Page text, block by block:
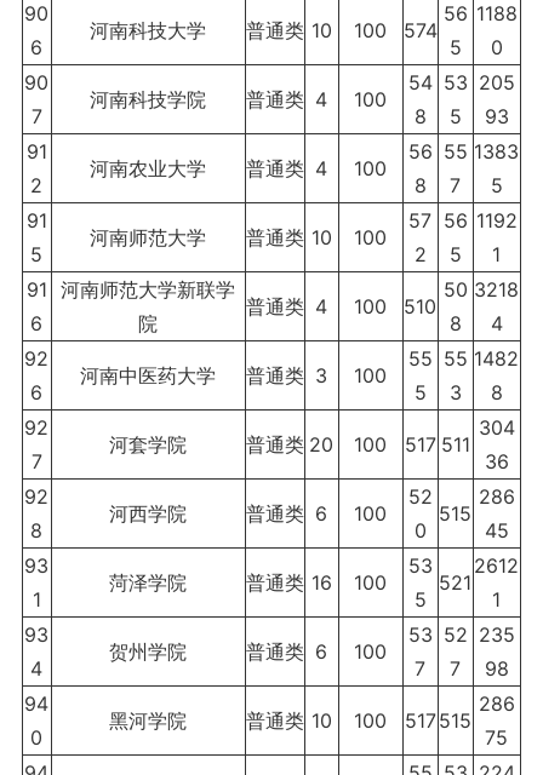
90
6
河南科技大学 普通类 10 100 574
56
5
1188
0
90
7
河南科技学院 普通类 4 100
54
8
53
5
205
93
91
2
河南农业大学 普通类 4 100
56
8
55
7
1383
5
91
5
河南师范大学 普通类 10 100
57
2
56
5
1192
1
91
6
河南师范大学新联学
院
普通类 4 100 510
50
8
3218
4
92
6
河南中医药大学 普通类 3 100
55
5
55
3
1482
8
92
7
河套学院 普通类 20 100 517 511
304
36
92
8
河西学院 普通类 6 100
52
0
515
286
45
93
1
菏泽学院 普通类 16 100
53
5
521
2612
1
93
4
贺州学院 普通类 6 100
53
7
52
7
235
98
94
0
黑河学院 普通类 10 100 517515
286
75